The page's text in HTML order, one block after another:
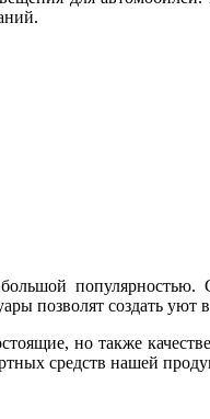
позволят создать уют
но также
средств нашей